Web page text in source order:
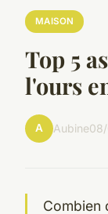
MAISON
Top 5
l'ours
A Aubine
Combien